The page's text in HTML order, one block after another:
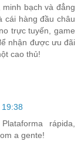
bạch và đẳng
cái hàng đầu châu
trực tuyến, game
nhận được ưu đãi
cao thủ!
rápida,
a gente!